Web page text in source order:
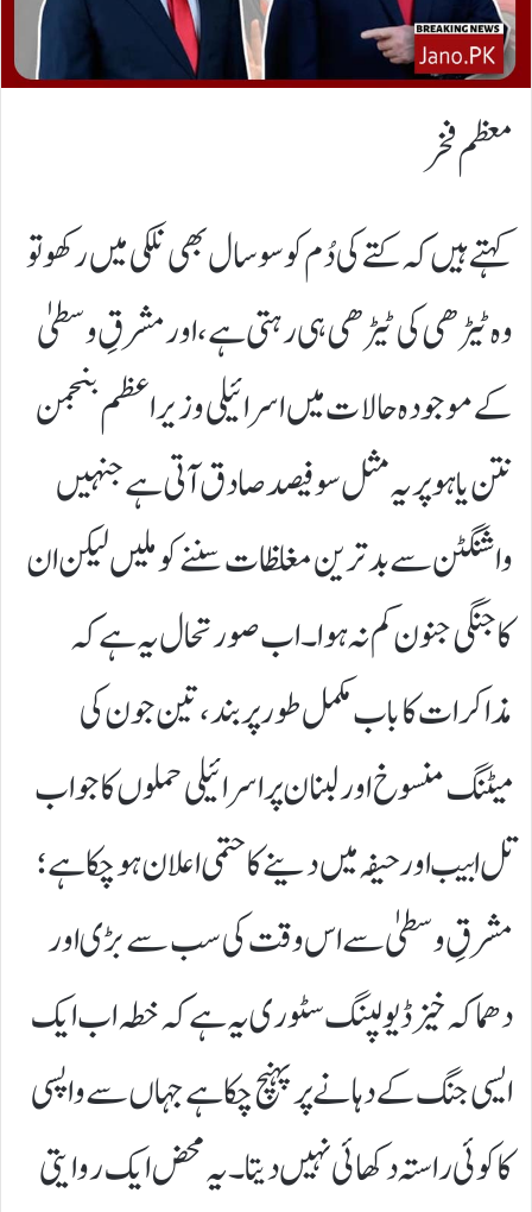
معظم فخر
​کہتے ہیں کہ کتے کی دُم کو سو سال بھی نلکی میں رکھو تو
وہ ٹیڑھی کی ٹیڑھی ہی رہتی ہے، اور مشرقِ وسطیٰ
کے موجودہ حالات میں اسرائیلی وزیراعظم بنجمن
نتن یاہو پر یہ مثل سو فیصد صادق آتی ہے جنہیں
واشنگٹن سے بدترین مغلظات سننے کو ملیں لیکن ان
کا جنگی جنون کم نہ ہوا۔ اب صورتحال یہ ہے کہ
مذاکرات کا باب مکمل طور پر بند، تین جون کی
میٹنگ منسوخ اور لبنان پر اسرائیلی حملوں کا جواب
تل ابیب اور حیفہ میں دینے کا حتمی اعلان ہو چکا ہے؛
مشرقِ وسطیٰ سے اس وقت کی سب سے بڑی اور
دھماکہ خیز ڈیولپنگ سٹوری یہ ہے کہ خطہ اب ایک
ایسی جنگ کے دہانے پر پہنچ چکا ہے جہاں سے واپسی
کا کوئی راستہ دکھائی نہیں دیتا۔ یہ محض ایک روایتی